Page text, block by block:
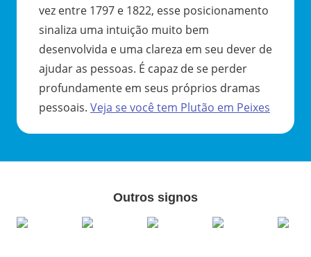
vez entre 1797 e 1822, esse posicionamento
sinaliza uma intuição muito bem
desenvolvida e uma clareza em seu dever de
ajudar as pessoas. É capaz de se perder
profundamente em seus próprios dramas
pessoais. Veja se você tem Plutão em Peixes
Outros signos